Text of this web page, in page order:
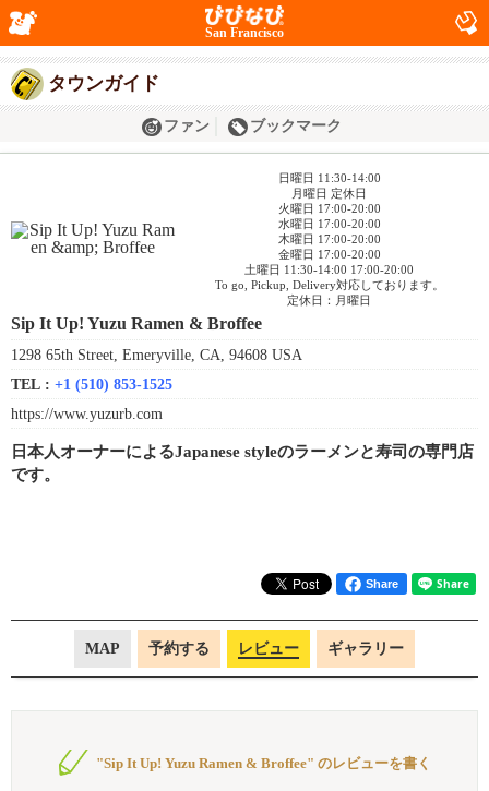
San Francisco
タウンガイド
ファン ブックマーク
日曜日 11:30-14:00
月曜日 定休日
火曜日 17:00-20:00
水曜日 17:00-20:00
木曜日 17:00-20:00
金曜日 17:00-20:00
土曜日 11:30-14:00 17:00-20:00
To go, Pickup, Delivery対応しております。
定休日：月曜日
Sip It Up! Yuzu Ramen & Broffee
1298 65th Street, Emeryville, CA, 94608 USA
TEL : +1 (510) 853-1525
https://www.yuzurb.com
日本人オーナーによるJapanese styleのラーメンと寿司の専門店
です。
Share
MAP 予約する レビュー ギャラリー
"Sip It Up! Yuzu Ramen & Broffee" のレビューを書く